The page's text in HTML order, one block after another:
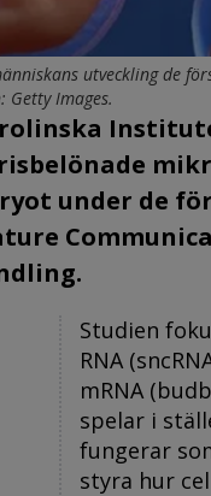
utveckling de
Images.
under de
Studien
RNA
mRNA
spelar i
fungerar
styra hur